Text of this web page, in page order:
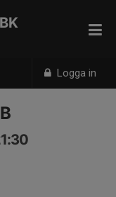
Logga in